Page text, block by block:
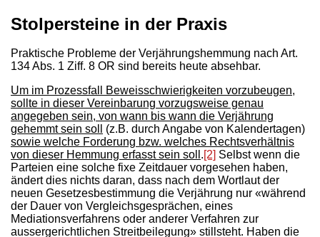
Stolpersteine in der Praxis
Praktische Probleme der Verjährungshemmung nach Art.
134 Abs. 1 Ziff. 8 OR sind bereits heute absehbar.
Um im Prozessfall Beweisschwierigkeiten vorzubeugen,
sollte in dieser Vereinbarung vorzugsweise genau
angegeben sein, von wann bis wann die Verjährung
gehemmt sein soll
(z.B. durch Angabe von Kalendertagen)
sowie welche Forderung bzw. welches Rechtsverhältnis
von dieser Hemmung erfasst sein soll .[2] Selbst wenn die
Parteien eine solche fixe Zeitdauer vorgesehen haben,
ändert dies nichts daran, dass nach dem Wortlaut der
neuen Gesetzesbestimmung die Verjährung nur «während
der Dauer von Vergleichsgesprächen, eines
Mediationsverfahrens oder anderer Verfahren zur
aussergerichtlichen Streitbeilegung» stillsteht. Haben die